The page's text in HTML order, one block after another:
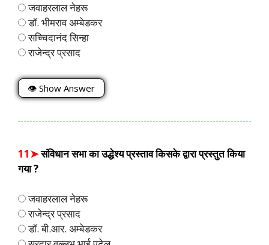
जवाहरलाल नेहरू
डॉ. भीमराव अम्बेडकर
सच्चिदानंद सिन्हा
राजेन्द्र प्रसाद
👁 Show Answer
11➤संविधान सभा का उद्धेश्य प्रस्ताव किसके द्वारा प्रस्तुत किया
गया ?
जवाहरलाल नेहरू
राजेन्द्र प्रसाद
डॉ. बी.आर. अम्बेडकर